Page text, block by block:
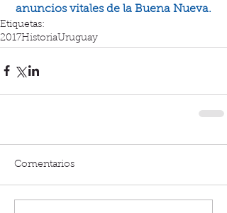
anuncios vitales de la Buena Nueva.
Etiquetas:
2017HistoriaUruguay
Comentarios